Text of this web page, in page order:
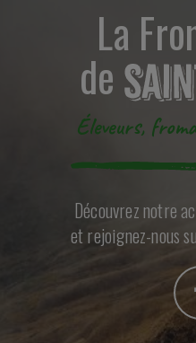
La
de
Éleveurs,
Découvrez notre
et rejoignez-nous